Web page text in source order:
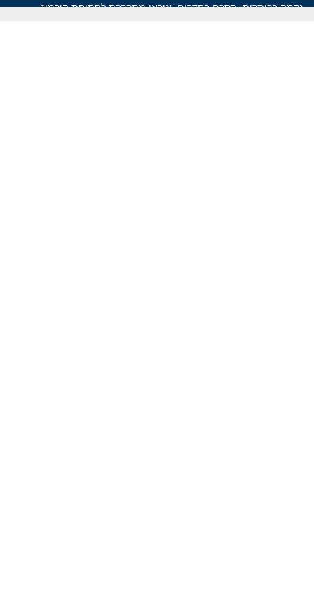
נקמה בכותרות, הסכם בחדרים: איראן מתקרבת לפתיחת הורמוז